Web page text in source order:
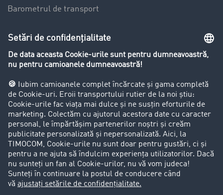
Barometrul de transport
Restricții de circulație pentru autocamioane
Firma
Success Stories
Clienții aduc clienți
Aspecte legale
Impressum